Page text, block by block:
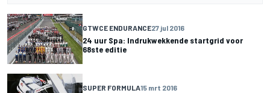
GTWCE ENDURANCE27 jul 2016
24 uur Spa: Indrukwekkende startgrid voor
68ste editie
SUPER FORMULA15 mrt 2016